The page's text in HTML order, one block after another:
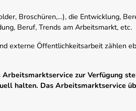
Broschüren,…), die Entwicklung,
Beruf, Trends am Arbeitsmarkt, etc.
externe Öffentlichkeitsarbeit zählen
zur Verfügung
halten. Das Arbeitsmarktservice